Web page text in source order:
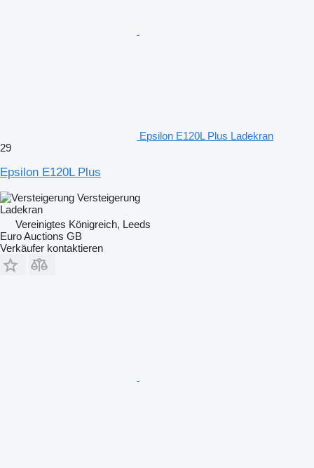
Epsilon E120L Plus Ladekran
29
Epsilon E120L Plus
Versteigerung
Ladekran
Vereinigtes Königreich, Leeds
Euro Auctions GB
Verkäufer kontaktieren